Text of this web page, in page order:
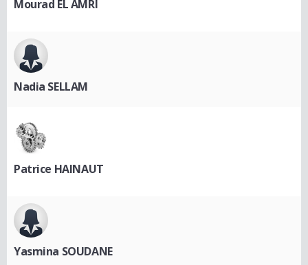
Mourad EL AMRI
Nadia SELLAM
Patrice HAINAUT
Yasmina SOUDANE